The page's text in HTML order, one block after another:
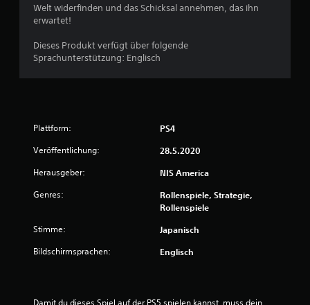
w
Welt widerfinden und das Schicksal annehmen, das ihn
erwartet!
Dieses Produkt verfügt über folgende
Sprachunterstützung: Englisch
Plattform: PS4
Veröffentlichung: 28.5.2020
Herausgeber: NIS America
Genres:
Rollenspiele, Strategie,
Rollenspiele
Stimme: Japanisch
Bildschirmsprachen: Englisch
Damit du dieses Spiel auf der PS5 spielen kannst, muss dein